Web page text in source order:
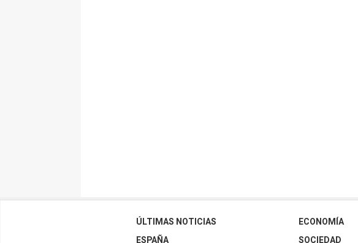
ÚLTIMAS NOTICIAS
ESPAÑA
ECONOMÍA
SOCIEDAD